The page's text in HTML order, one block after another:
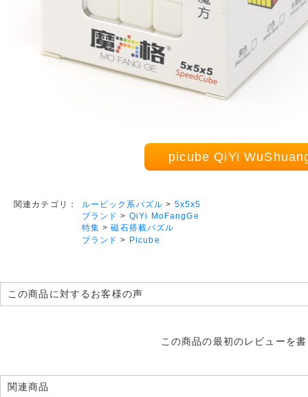
picube QiYi
関連カテゴリ： ルービック系パズル > 5x5x5
ブランド > QiYi MoFangGe
特集 >磁石搭載パズル
ブランド > Picube
この商品に対するお客様の声
この商品の最初のレビューを
関連商品